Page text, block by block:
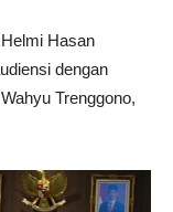
Hasan
dengan
Trenggono,